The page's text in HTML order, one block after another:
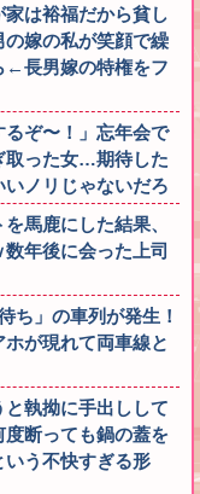
は裕福だから貧し
嫁の私が笑顔で繰
←長男嫁の特権をフ
ぞ〜！」忘年会で
取った女…期待した
ノリじゃないだろ
馬鹿にした結果、
年後に会った上司
ち」の車列が発生！
が現れて両車線と
執拗に手出しして
度断っても鍋の蓋を
いう不快すぎる形